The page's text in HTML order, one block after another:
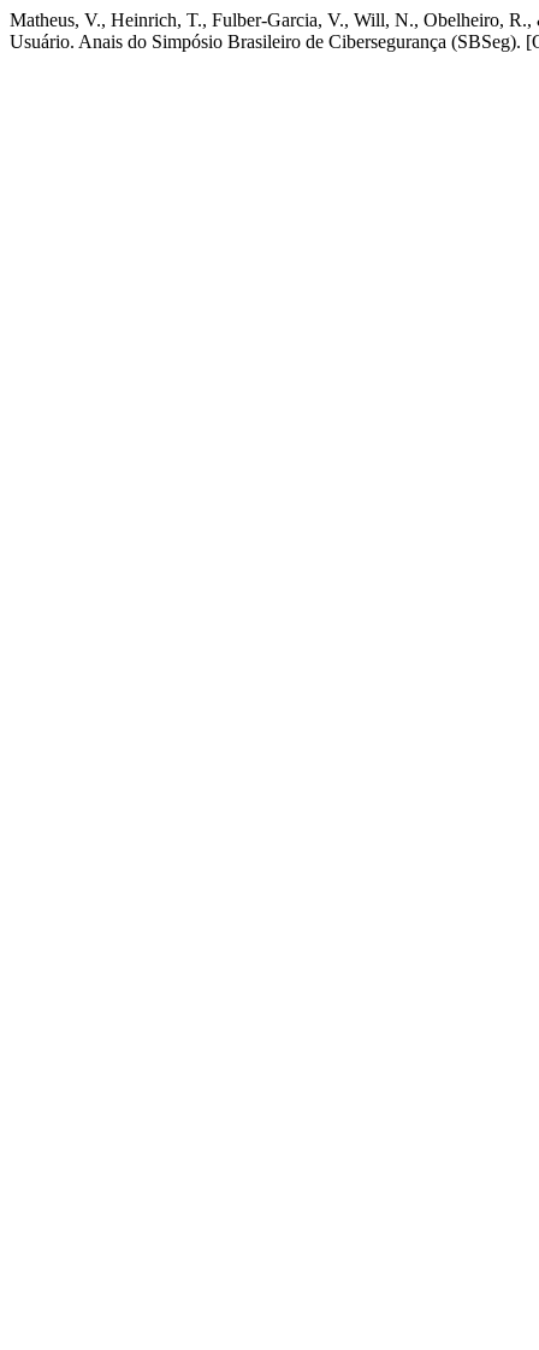
Matheus, V., Heinrich, T., Fulber-Garcia, V., Will, N., Obelheiro,
Usuário. Anais do Simpósio Brasileiro de Cibersegurança (SBSeg).